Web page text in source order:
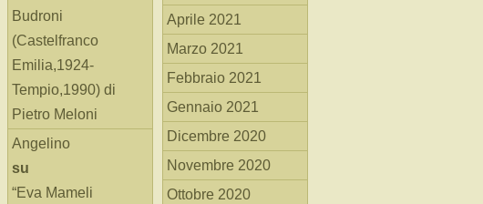
Budroni
(Castelfranco
Emilia,1924-
Tempio,1990) di
Pietro Meloni
Angelino
su
“Eva Mameli
Aprile 2021
Marzo 2021
Febbraio 2021
Gennaio 2021
Dicembre 2020
Novembre 2020
Ottobre 2020